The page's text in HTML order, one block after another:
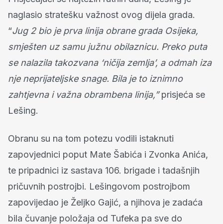
naglasio stratešku važnost ovog dijela grada.
“Jug 2 bio je prva linija obrane grada Osijeka,
smješten uz samu južnu obilaznicu. Preko puta
se nalazila takozvana ‘ničija zemlja’, a odmah iza
nje neprijateljske snage. Bila je to iznimno
zahtjevna i važna obrambena linija,”prisjeća se
Lešing.
Obranu su na tom potezu vodili istaknuti
zapovjednici poput Mate Šabića i Zvonka Anića,
te pripadnici iz sastava 106. brigade i tadašnjih
pričuvnih postrojbi. Lešingovom postrojbom
zapovijedao je Željko Gajić, a njihova je zadaća
bila čuvanje položaja od Tufeka pa sve do